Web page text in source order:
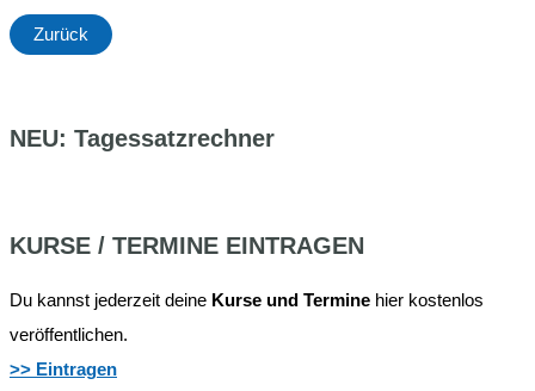
Zurück
NEU: Tagessatzrechner
KURSE / TERMINE EINTRAGEN
Du kannst jederzeit deine Kurse und Termine hier kostenlos
veröffentlichen.
>> Eintragen